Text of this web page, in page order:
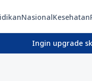
NasionalKesehatan
Ingin upgrade skill